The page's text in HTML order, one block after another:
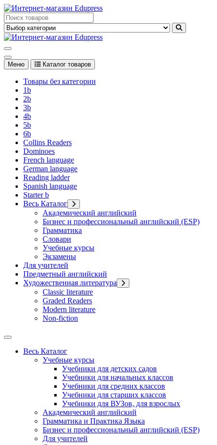
Перейти
к
содержимому
Edupress Uzbekistan, Edupress Узбекистан, книги, учебники на
английском языке
английском языке
Меню Каталог товаров
Товары без категории
1b
2b
3b
4b
5b
6b
Collins Readers
Dominoes
French language
German language
Reading ladder
Spanish language
Starter b
Весь Каталог
Академический английский
Бизнес и профессиональный английский (ESP)
Грамматика
Словари
Учебные курсы
Экзамены
Для учителей
Предметный английский
Художественная литература
Classic literature
Graded Readers
Modern literature
Non-fiction
Весь Каталог
Учебные курсы
Учебники для детских садов
Учебники для начальных классов
Учебники для средних классов
Учебники для старших классов
Учебники для ВУЗов, для взрослых
Академический английский
Грамматика и Практика Языка
Бизнес и профессиональный английский (ESP)
Для учителей